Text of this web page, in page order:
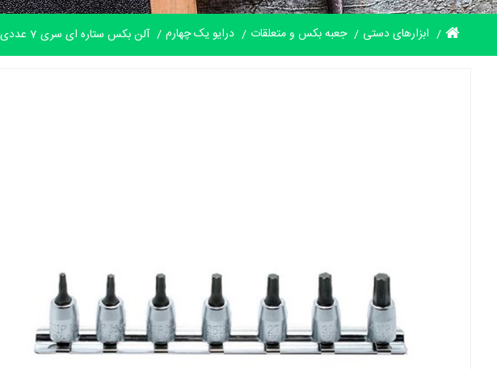
ابزارهای دستی جعبه بکس و متعلقات درایو یک چهارم آلن بکس ستاره ای سری 7 عددی درایو یک چهارم اینچ کوکن Koken ژاپن